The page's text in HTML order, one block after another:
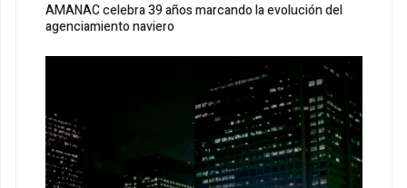
AMANAC celebra 39 años marcando la evolución del
agenciamiento naviero